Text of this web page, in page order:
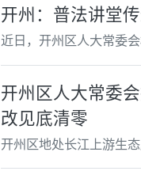
开州：普法讲堂
近日，开州区人大常委
开州区人大常委
改见底清零
开州区地处长江上游生